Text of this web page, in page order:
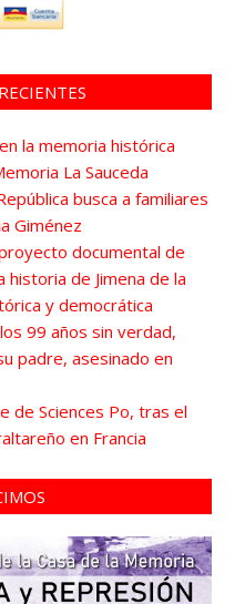
la memoria histórica
La Sauceda
busca a familiares
Giménez
documental de
historia de Jimena de la
y democrática
99 años sin verdad,
padre, asesinado en
de Sciences Po, tras el
en Francia